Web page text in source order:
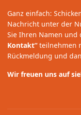
Ganz einfach:
Nachricht unter der
Sie Ihren Namen und
Kontakt“ teilnehmen
Rückmeldung und
Wir freuen uns auf